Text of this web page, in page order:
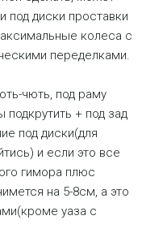
под диски проставки
колеса с
переделками.
чють, под раму
+ под зад
под диски(для
и если это все
гимора плюс
на 5-8см, а это
уаза с